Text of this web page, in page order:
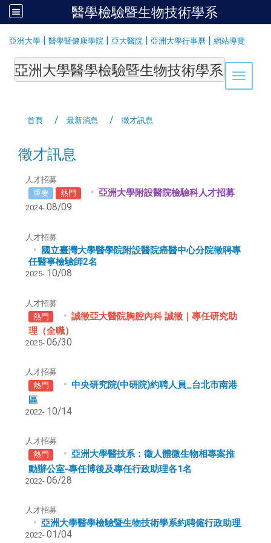
醫學檢驗暨生物技術學系
亞洲大學 | 醫學暨健康學院 | 亞大醫院 | 亞洲大學行事曆 | 網站導覽
Toggle
亞洲大學醫學檢驗暨生物技術學系
首頁 最新消息 徵才訊息
徵才訊息
人才招募
重要
熱門 亞洲大學附設醫院檢驗科人才招募
2024- 08/09
人才招募
國立臺灣大學醫學院附設醫院癌醫中心分院徵聘專
任醫事檢驗師2名
2025- 10/08
人才招募
熱門
誠徵亞大醫院胸腔內科誠徵｜ 專任研究助
理（全職）
2025- 06/30
人才招募
熱門
中央研究院(中研院)約聘人員_台北市南港
區
2022- 10/14
人才招募
熱門
亞洲大學醫技系：徵人體微生物相專案推
動辦公室-專任博後及專任行政助理各1名
2022- 06/28
人才招募
亞洲大學醫學檢驗暨生物技術學系約聘僱行政助理
2022- 01/04